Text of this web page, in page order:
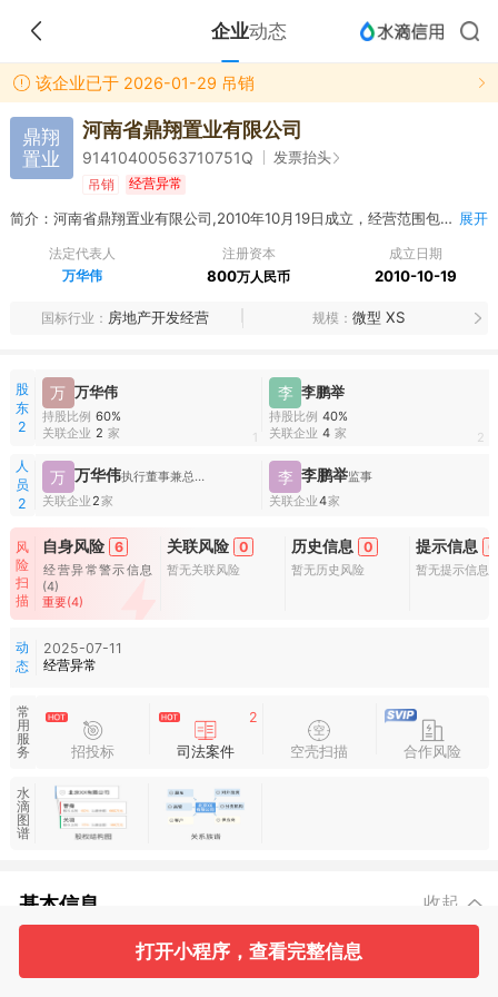
企业动态
该企业已于 2026-01-29 吊销
鼎翔
置业
河南省鼎翔置业有限公司
91410400563710751Q 发票抬头
吊销 经营异常
简介：河南省鼎翔置业有限公司,2010年10月19日成立，经营范围包括房地产开发（凭资质证书经营），商品房销售。 展开
法定代表人
万华伟
注册资本
800万人民币
成立日期
2010-10-19
国标行业 房地产开发经营 规模 微型 XS
股
东
2
万 万华伟
持股比例 60%
关联企业 2 家 1
李 李鹏举
持股比例 40%
关联企业 4 家 2
人
员
2
万 万华伟
执行董事兼总经理
关联企业 2家
李 李鹏举监事
关联企业4家
风
险
扫
描
自身风险 6
经营异常警示信息
(4)
重要(4)
关联风险 0
暂无关联风险
历史信息 0
暂无历史风险
提示信息 0
暂无提示信息
动
态
2025-07-11
经营异常
常
用
服
务
招投标
2
司法案件 空壳扫描 合作风险
水
滴
图
谱
基本信息 收起
打开小程序，查看完整信息